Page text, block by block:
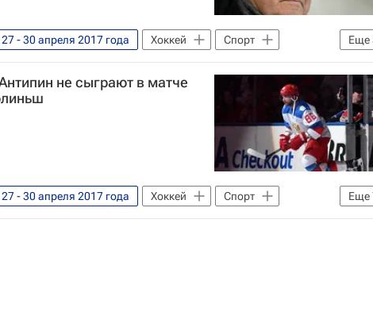
Еще
- 30 апреля 2017 года Хоккей
Спорт
Еврохоккейтур
не сыграют в матче
Еще
- 30 апреля 2017 года Хоккей
Спорт
Чехия